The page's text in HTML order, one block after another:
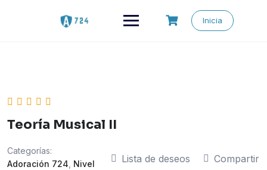
Inicia
Teoría Musical II
Categorías:
Adoración 724 Nivel
Lista de deseos Compartir